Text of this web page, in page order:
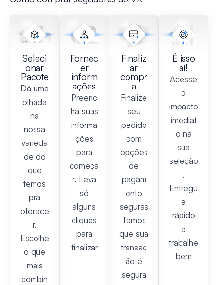
Seleci
onar
Pacote
Dá uma
olhada
na
nossa
varieda
de do
que
temos
pra
oferece
r.
Escolhe
o que
mais
combin
Fornec
er
inform
ações
Preenc
ha suas
informa
ções
para
começa
r. Leva
só
alguns
cliques
para
finalizar
Finaliz
ar
compr
a
Finalize
seu
pedido
com
opções
de
pagam
ento
seguras
Temos
que sua
transaç
ão é
segura
É isso
aí!
Acesse
o
impacto
imediat
o na
sua
seleção
.
Entregu
e
rápido
e
trabalhe
bem